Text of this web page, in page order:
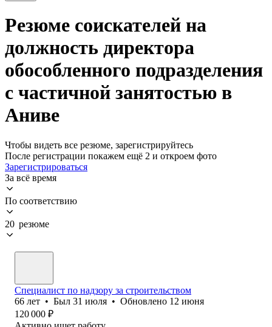
Резюме соискателей на
должность директора
обособленного подразделения
с частичной занятостью в
Аниве
Чтобы видеть все резюме, зарегистрируйтесь
После регистрации покажем ещё 2 и откроем фото
Зарегистрироваться
За всё время
По соответствию
20 резюме
Специалист по надзору за строительством
66 лет • Был 31 июля • Обновлено 12 июня
120 000 ₽